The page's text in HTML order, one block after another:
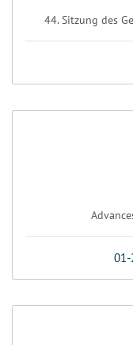
44. Sitzung des